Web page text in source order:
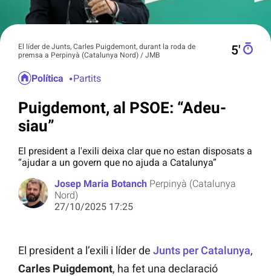
El líder de Junts, Carles Puigdemont, durant la roda de
premsa a Perpinyà (Catalunya Nord) / JMB
5′
Política Partits
Puigdemont, al PSOE: “Adeu-
siau”
El president a l'exili deixa clar que no estan disposats a
“ajudar a un govern que no ajuda a Catalunya”
Josep Maria Botanch Perpinyà (Catalunya
Nord)
27/10/2025 17:25
El president a l’exili i líder de Junts per Catalunya,
Carles Puigdemont, ha fet una declaració